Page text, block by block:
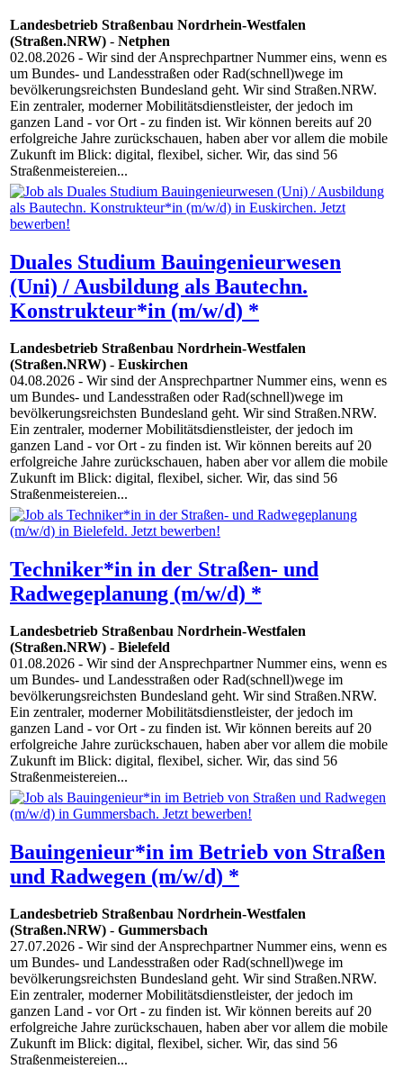
Landesbetrieb Straßenbau Nordrhein-Westfalen
(Straßen.NRW) - Netphen
02.08.2026 - Wir sind der Ansprechpartner Nummer eins, wenn es
um Bundes- und Landesstraßen oder Rad(schnell)wege im
bevölkerungsreichsten Bundesland geht. Wir sind Straßen.NRW.
Ein zentraler, moderner Mobilitätsdienstleister, der jedoch im
ganzen Land - vor Ort - zu finden ist. Wir können bereits auf 20
erfolgreiche Jahre zurückschauen, haben aber vor allem die mobile
Zukunft im Blick: digital, flexibel, sicher. Wir, das sind 56
Straßenmeistereien...
Duales Studium Bauingenieurwesen
(Uni) / Ausbildung als Bautechn.
Konstrukteur*in (m/w/d) *
Landesbetrieb Straßenbau Nordrhein-Westfalen
(Straßen.NRW) - Euskirchen
04.08.2026 - Wir sind der Ansprechpartner Nummer eins, wenn es
um Bundes- und Landesstraßen oder Rad(schnell)wege im
bevölkerungsreichsten Bundesland geht. Wir sind Straßen.NRW.
Ein zentraler, moderner Mobilitätsdienstleister, der jedoch im
ganzen Land - vor Ort - zu finden ist. Wir können bereits auf 20
erfolgreiche Jahre zurückschauen, haben aber vor allem die mobile
Zukunft im Blick: digital, flexibel, sicher. Wir, das sind 56
Straßenmeistereien...
Techniker*in in der Straßen- und
Radwegeplanung (m/w/d) *
Landesbetrieb Straßenbau Nordrhein-Westfalen
(Straßen.NRW) - Bielefeld
01.08.2026 - Wir sind der Ansprechpartner Nummer eins, wenn es
um Bundes- und Landesstraßen oder Rad(schnell)wege im
bevölkerungsreichsten Bundesland geht. Wir sind Straßen.NRW.
Ein zentraler, moderner Mobilitätsdienstleister, der jedoch im
ganzen Land - vor Ort - zu finden ist. Wir können bereits auf 20
erfolgreiche Jahre zurückschauen, haben aber vor allem die mobile
Zukunft im Blick: digital, flexibel, sicher. Wir, das sind 56
Straßenmeistereien...
Bauingenieur*in im Betrieb von Straßen
und Radwegen (m/w/d) *
Landesbetrieb Straßenbau Nordrhein-Westfalen
(Straßen.NRW) - Gummersbach
27.07.2026 - Wir sind der Ansprechpartner Nummer eins, wenn es
um Bundes- und Landesstraßen oder Rad(schnell)wege im
bevölkerungsreichsten Bundesland geht. Wir sind Straßen.NRW.
Ein zentraler, moderner Mobilitätsdienstleister, der jedoch im
ganzen Land - vor Ort - zu finden ist. Wir können bereits auf 20
erfolgreiche Jahre zurückschauen, haben aber vor allem die mobile
Zukunft im Blick: digital, flexibel, sicher. Wir, das sind 56
Straßenmeistereien...